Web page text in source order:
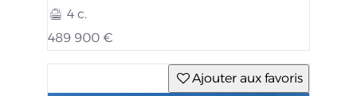
4 c.
489 900 €
Ajouter aux favoris